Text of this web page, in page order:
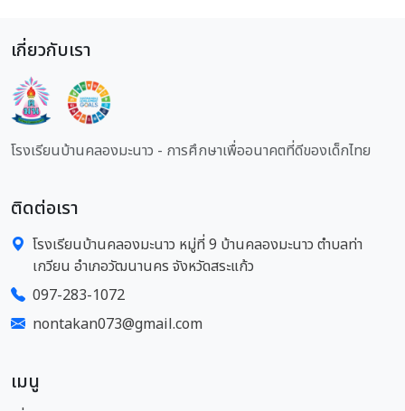
เกี่ยวกับเรา
โรงเรียนบ้านคลองมะนาว - การศึกษาเพื่ออนาคตที่ดีของเด็กไทย
ติดต่อเรา
โรงเรียนบ้านคลองมะนาว หมู่ที่ 9 บ้านคลองมะนาว ตำบลท่า
เกวียน อำเภอวัฒนานคร จังหวัดสระแก้ว
097-283-1072
nontakan073@gmail.com
เมนู